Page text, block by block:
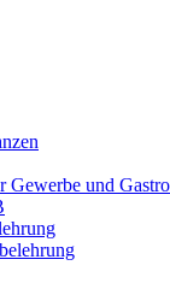
Gewerbe und